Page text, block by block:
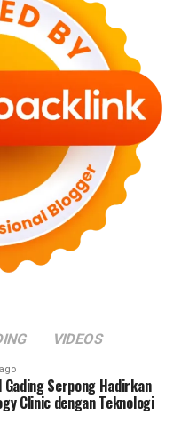
VIDEOS
Serpong Hadirkan
Clinic dengan Teknologi